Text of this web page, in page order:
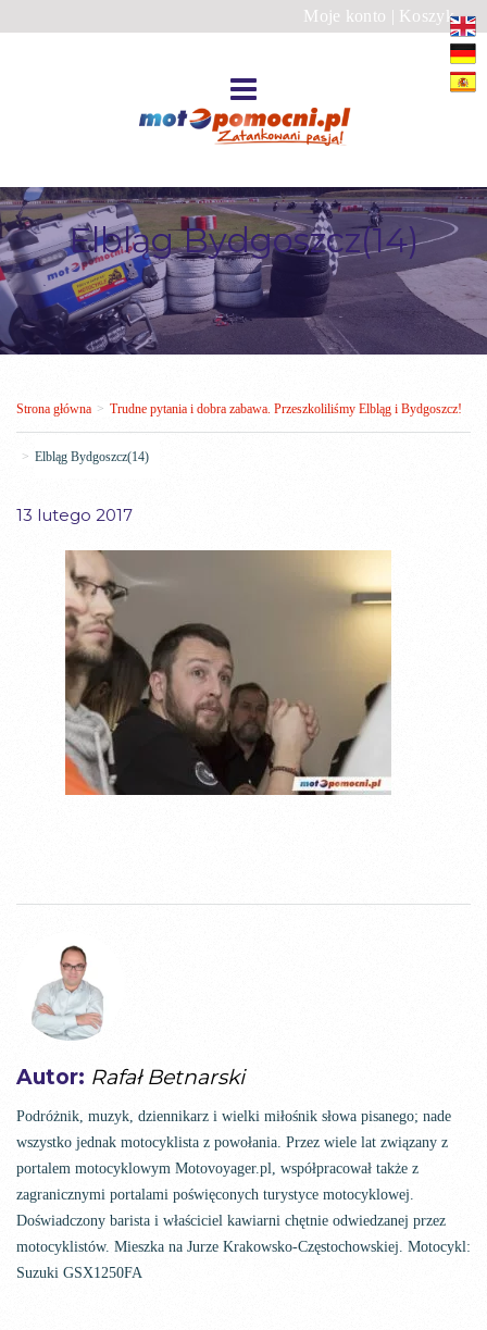
Moje konto | Koszyk
Elbląg Bydgoszcz(14)
Strona główna > Trudne pytania i dobra zabawa. Przeszkoliliśmy Elbląg i Bydgoszcz!
> Elbląg Bydgoszcz(14)
13 lutego 2017
Autor: Rafał Betnarski
Podróżnik, muzyk, dziennikarz i wielki miłośnik słowa pisanego; nade
wszystko jednak motocyklista z powołania. Przez wiele lat związany z
portalem motocyklowym Motovoyager.pl, współpracował także z
zagranicznymi portalami poświęconych turystyce motocyklowej.
Doświadczony barista i właściciel kawiarni chętnie odwiedzanej przez
motocyklistów. Mieszka na Jurze Krakowsko-Częstochowskiej. Motocykl:
Suzuki GSX1250FA